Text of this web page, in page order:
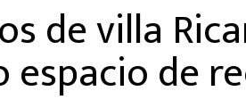
de villa
espacio de